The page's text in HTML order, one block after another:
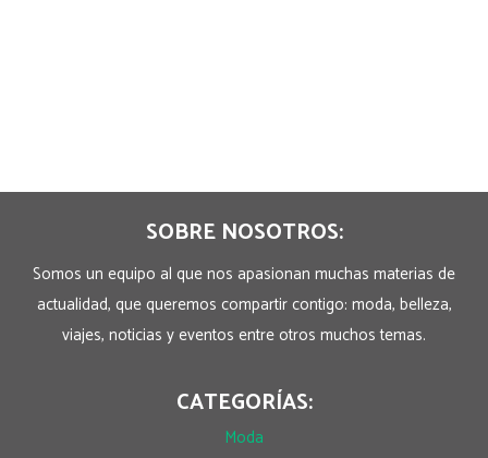
SOBRE NOSOTROS:
Somos un equipo al que nos apasionan muchas materias de
actualidad, que queremos compartir contigo: moda, belleza,
viajes, noticias y eventos entre otros muchos temas.
CATEGORÍAS:
Moda